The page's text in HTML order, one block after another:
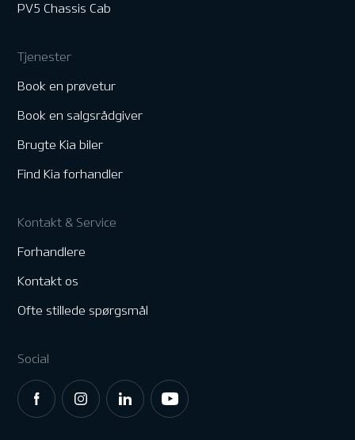
PV5 Chassis Cab
Tjenester
Book en prøvetur
Book en salgsrådgiver
Brugte Kia biler
Find Kia forhandler
Kontakt & Service
Forhandlere
Kontakt os
Ofte stillede spørgsmål
Social